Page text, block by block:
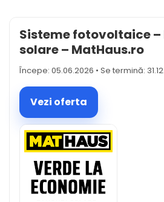
Sisteme fotovoltaice –
solare – MatHaus.ro
Începe: 05.06.2026 • Se termină:
Vezi oferta